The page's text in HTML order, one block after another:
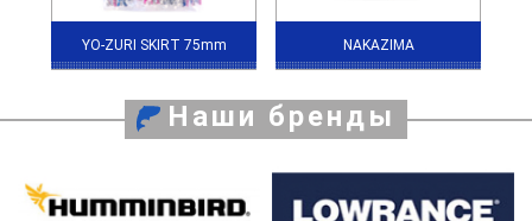
YO-ZURI SKIRT 75mm NAKAZIMA
Наши бренды